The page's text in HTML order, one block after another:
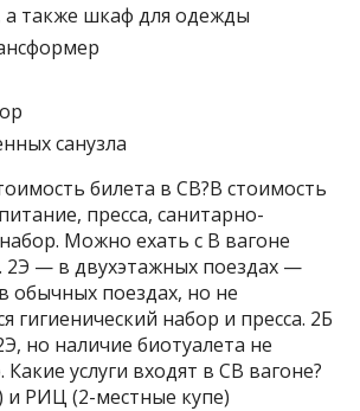
а также шкаф для одежды
санузла
билета в СВ?В стоимость
пресса, санитарно-
Можно ехать с В вагоне
2Э — в двухэтажных поездах —
обычных поездах, но не
гигиенический набор и пресса. 2Б
но наличие биотуалета не
услуги входят в СВ вагоне?
и РИЦ (2-местные купе)